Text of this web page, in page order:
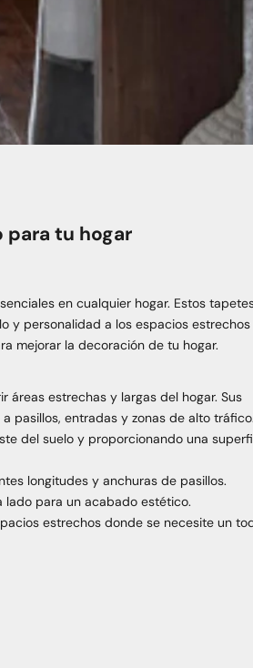
tu hogar
en cualquier hogar. Estos
y personalidad a los espacios
mejorar la decoración de tu hogar.
estrechas y largas del hogar. Sus
pasillos, entradas y zonas de alto tráfico.
del suelo y proporcionando una
longitudes y anchuras de pasillos.
lado para un acabado estético.
estrechos donde se necesite un